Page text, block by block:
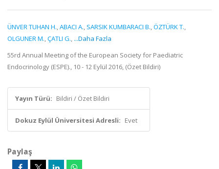
ÜNVER TUHAN H.,ABACI A., SARSIK KUMBARACI B.,ÖZTÜRK T.,
OLGUNER M.,ÇATLI G., ...Daha Fazla
55rd Annual Meeting of the European Society for Paediatric
Endocrinology (ESPE)., 10 - 12 Eylül 2016, (Özet Bildiri)
Yayın Türü: Bildiri / Özet Bildiri
Dokuz Eylül Üniversitesi Adresli: Evet
Paylaş